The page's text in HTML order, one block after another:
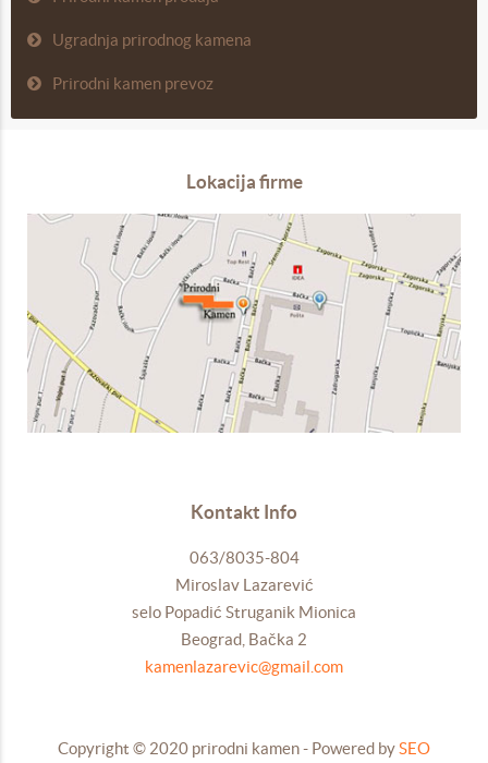
Ugradnja prirodnog kamena
Prirodni kamen prevoz
Lokacija firme
Kontakt Info
063/8035-804
Miroslav Lazarević
selo Popadić Struganik Mionica
Beograd, Bačka 2
kamenlazarevic@gmail.com
Copyright © 2020 prirodni kamen - Powered bySEO